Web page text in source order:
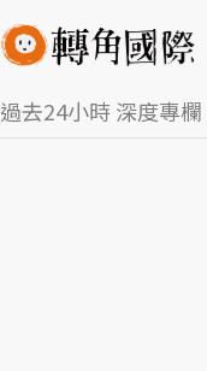
過去24小時深度專欄